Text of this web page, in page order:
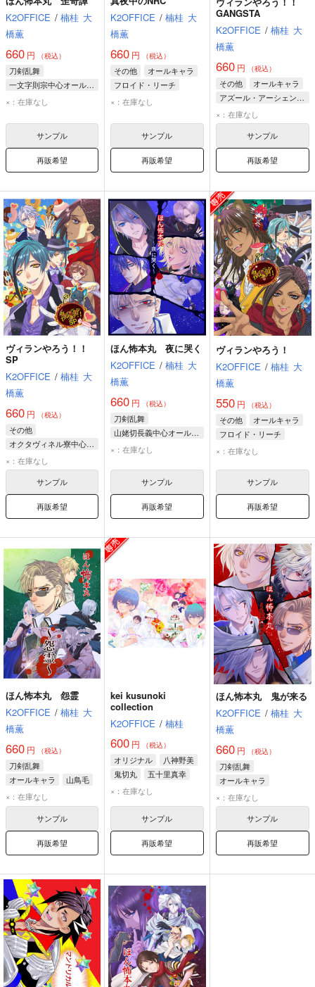
K2OFFICE / 楠桂 大
橋薫
660 円 （税込）
刀剣乱舞
一文字則宗中心オールキャラ
一文字則宗
×：在庫なし
サンプル
再販希望
K2OFFICE / 楠桂 大
橋薫
660 円 （税込）
その他
オールキャラ
フロイド・リーチ
×：在庫なし
サンプル
再販希望
GANGSTA
K2OFFICE / 楠桂 大
橋薫
660円 （税込）
その他
オールキャラ
アズール・アーシェングロット
フロイド・リーチ
ジェイド・リーチ
×：在庫なし
サンプル
再販希望
ヴィランやろう！！
SP
K2OFFICE / 楠桂 大
橋薫
660 円 （税込）
その他
オクタヴィネル寮中心オールキャラ
フロイド・リーチ
アズール・アーシェングロット
ジェイド・リーチ
×：在庫なし
サンプル
再販希望
ほん怖本丸 夜に哭く
K2OFFICE / 楠桂 大
橋薫
660 円 （税込）
刀剣乱舞
山姥切長義中心オールキャラ
山鳥毛
日光一文字
×：在庫なし
サンプル
再販希望
ヴィランやろう！
K2OFFICE / 楠桂 大
橋薫
550円 （税込）
その他
オールキャラ
フロイド・リーチ
×：在庫なし
サンプル
再販希望
ほん怖本丸 怨霊
K2OFFICE / 楠桂 大
橋薫
660 円 （税込）
刀剣乱舞
オールキャラ
山鳥毛
南泉一文字
山姥切長義
×：在庫なし
サンプル
再販希望
kei kusunoki
collection
K2OFFICE / 楠桂
600 円 （税込）
オリジナル
八神野美
鬼切丸
五十里真幸
×：在庫なし
サンプル
再販希望
ほん怖本丸 鬼が来る
K2OFFICE / 楠桂 大
橋薫
660円 （税込）
刀剣乱舞
オールキャラ
鬼丸国綱
山鳥毛
×：在庫なし
サンプル
再販希望